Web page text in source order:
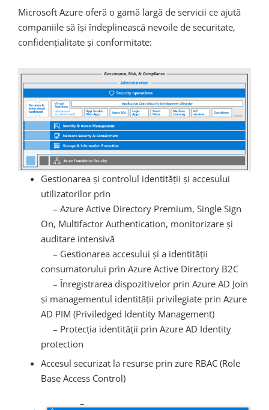
Microsoft Azure oferă o gamă largă de servicii ce ajută
companiile să își îndeplinească nevoile de securitate,
confidențialitate și conformitate:
Gestionarea și controlul identității și accesului
utilizatorilor prin
– Azure Active Directory Premium, Single Sign
On, Multifactor Authentication, monitorizare și
auditare intensivă
– Gestionarea accesului și a identității
consumatorului prin Azure Active Directory B2C
– Înregistrarea dispozitivelor prin Azure AD Join
și managementul identității privilegiate prin Azure
AD PIM (Priviledged Identity Management)
– Protecția identității prin Azure AD Identity
protection
Accesul securizat la resurse prin zure RBAC (Role
Base Access Control)